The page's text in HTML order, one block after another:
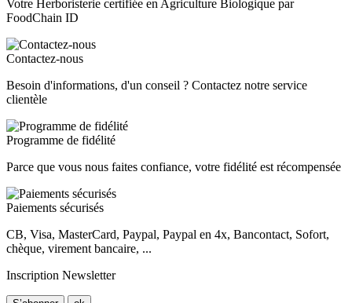
Votre Herboristerie certifiée en Agriculture Biologique par
FoodChain ID
Contactez-nous
Besoin d'informations, d'un conseil ? Contactez notre service
clientèle
Programme de fidélité
Parce que vous nous faites confiance, votre fidélité est récompensée
Paiements sécurisés
CB, Visa, MasterCard, Paypal, Paypal en 4x, Bancontact, Sofort,
chèque, virement bancaire, ...
Inscription Newsletter